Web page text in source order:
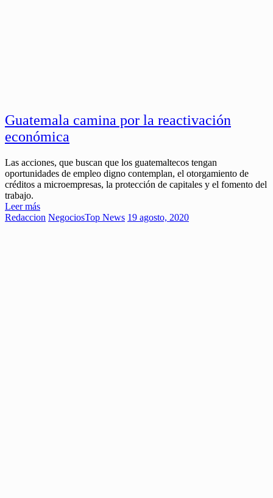
Guatemala camina por la reactivación
económica
Las acciones, que buscan que los guatemaltecos tengan
oportunidades de empleo digno contemplan, el otorgamiento de
créditos a microempresas, la protección de capitales y el fomento del
trabajo.
Leer más
Redaccion NegociosTop News 19 agosto, 2020